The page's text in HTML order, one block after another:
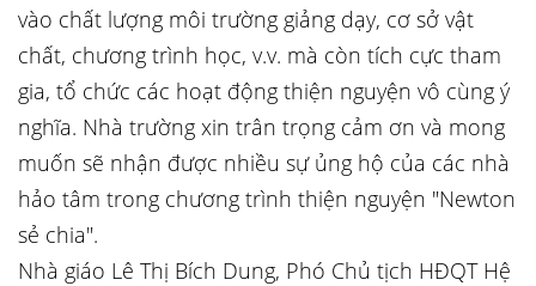
vào chất lượng môi trường giảng dạy, cơ sở vật
chất, chương trình học, v.v. mà còn tích cực tham
gia, tổ chức các hoạt động thiện nguyện vô cùng ý
nghĩa. Nhà trường xin trân trọng cảm ơn và mong
muốn sẽ nhận được nhiều sự ủng hộ của các nhà
hảo tâm trong chương trình thiện nguyện "Newton
sẻ chia".
Nhà giáo Lê Thị Bích Dung, Phó Chủ tịch HĐQT Hệ